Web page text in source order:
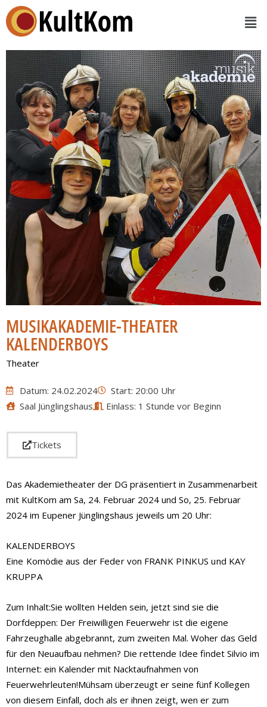
MUSIKAKADEMIE-THEATER
KALENDERBOYS
Theater
Datum: 24.02.2024
Start: 20:00 Uhr
Saal Jünglingshaus
Einlass: 1 Stunde vor Beginn
Tickets
Das Akademietheater der DG präsentiert in Zusammenarbeit
mit KultKom am Sa, 24. Februar 2024 und So, 25. Februar
2024 im Eupener Jünglingshaus jeweils um 20 Uhr:
KALENDERBOYS
Eine Komödie aus der Feder von FRANK PINKUS und KAY
KRUPPA
Zum Inhalt:Sie wollten Helden sein, jetzt sind sie die
Dorfdeppen: Der Freiwilligen Feuerwehr ist die eigene
Fahrzeughalle abgebrannt, zum zweiten Mal. Woher das Geld
für den Neuaufbau nehmen? Die rettende Idee findet Silvio im
Internet: ein Kalender mit Nacktaufnahmen von
Feuerwehrleuten!Mühsam überzeugt er seine fünf Kollegen
von diesem Einfall, doch als er ihnen zeigt, wen er zum